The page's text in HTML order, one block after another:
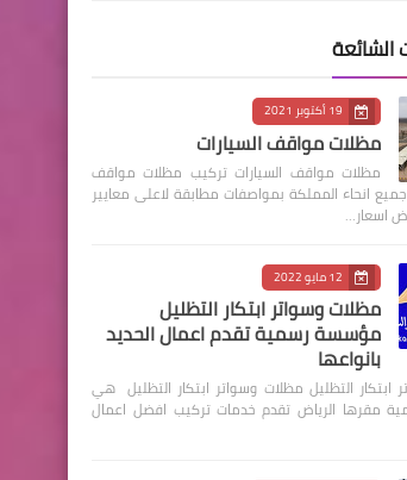
الشائعة
19 أكتوبر 2021
مظلات مواقف السيارات
مظلات مواقف السيارات تركيب مظلات مواقف
انحاء المملكة بمواصفات مطابقة لاعلى معايير
اسعار…
12 مايو 2022
مظلات وسواتر ابتكار التظليل
مؤسسة رسمية تقدم اعمال الحديد
بانواعها
ابتكار التظليل مظلات وسواتر ابتكار التظليل هي
مقرها الرياض تقدم خدمات تركيب افضل اعمال